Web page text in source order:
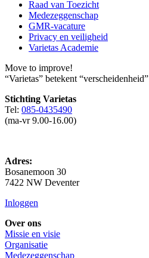
Raad van Toezicht
Medezeggenschap
GMR-vacature
Privacy en veiligheid
Varietas Academie
Move to improve!
“Varietas” betekent “verscheidenheid”
Stichting Varietas
Tel: 085-0435490
(ma-vr 9.00-16.00)
Adres:
Bosanemoon 30
7422 NW Deventer
Inloggen
Over ons
Missie en visie
Organisatie
Medezeggenschap